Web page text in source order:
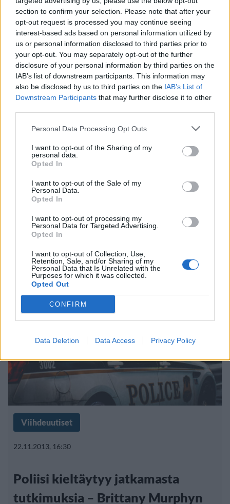
section to confirm your selection. Please note that after your
opt-out request is processed you may continue seeing
interest-based ads based on personal information utilized by
us or personal information disclosed to third parties prior to
your opt-out. You may separately opt-out of the further
disclosure of your personal information by third parties on the
IAB’s list of downstream participants. This information may
also be disclosed by us to third parties on the IAB’s List of
Downstream Participants that may further disclose it to other
Personal Data Processing Opt Outs
I want to opt-out of the Sharing of my
personal data.
Opted In
I want to opt-out of the Sale of my
Personal Data.
Opted In
I want to opt-out of processing my
Personal Data for Targeted Advertising.
Opted In
I want to opt-out of Collection, Use,
Retention, Sale, and/or Sharing of my
Personal Data that Is Unrelated with the
Purposes for which it was collected.
Opted Out
CONFIRM
Data Deletion Data Access Privacy Policy
Viihdeuutiset
5.9.2014, 22:30
Brittany Murphysta tehtiin
elokuva: ”Amatööripornokin
laadukkaampaa”
Viihdeuutiset
22.11.2013, 16:30
Poliisi kieltäytyy jatkamasta
tutkimuksia – Brittany Murphyn